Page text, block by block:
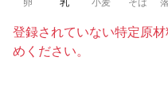
登録されていない特定原
めください。